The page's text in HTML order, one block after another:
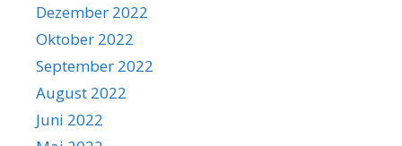
Dezember 2022
Oktober 2022
September 2022
August 2022
Juni 2022